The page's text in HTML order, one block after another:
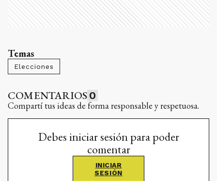
Temas
Elecciones
COMENTARIOS 0
Compartí tus ideas de forma responsable y respetuosa.
Debes iniciar sesión para poder
comentar
INICIAR
SESIÓN